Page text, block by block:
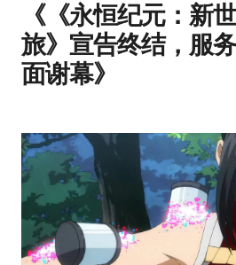
《《永恒纪元：新
旅》宣告终结，服
面谢幕》